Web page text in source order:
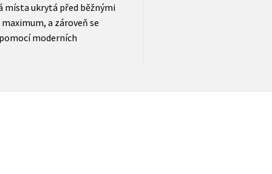
místa ukrytá před běžnými
a zároveň se
moderních